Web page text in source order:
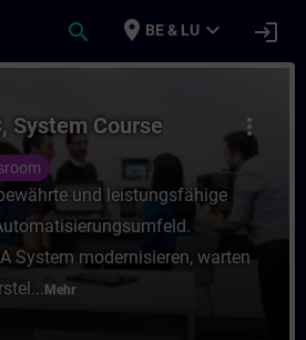
search place BE & LU expand_more login
System Course
more_vert
System Course
und leistungsfähige
System modernisieren, warten
Mehr